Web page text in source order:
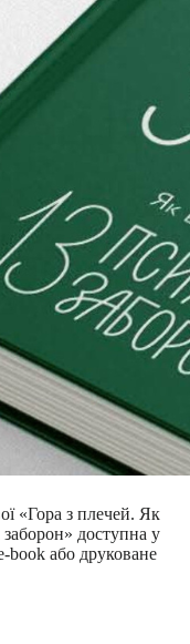
«Гора з плечей. Як
доступна у
book або друковане